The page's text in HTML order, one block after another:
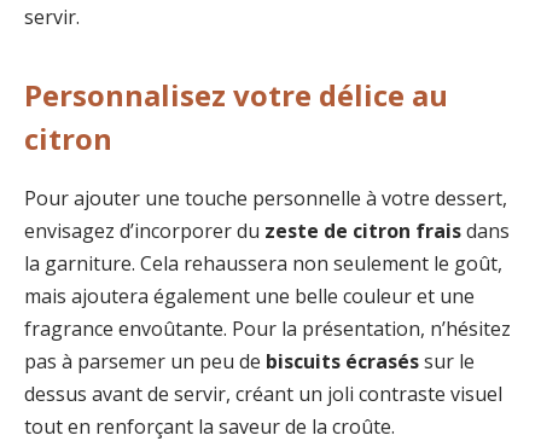
servir.
Personnalisez votre délice au
citron
Pour ajouter une touche personnelle à votre dessert,
envisagez d’incorporer du zeste de citron fraisdans
la garniture. Cela rehaussera non seulement le goût,
mais ajoutera également une belle couleur et une
fragrance envoûtante. Pour la présentation, n’hésitez
pas à parsemer un peu de biscuits écraséssur le
dessus avant de servir, créant un joli contraste visuel
tout en renforçant la saveur de la croûte.